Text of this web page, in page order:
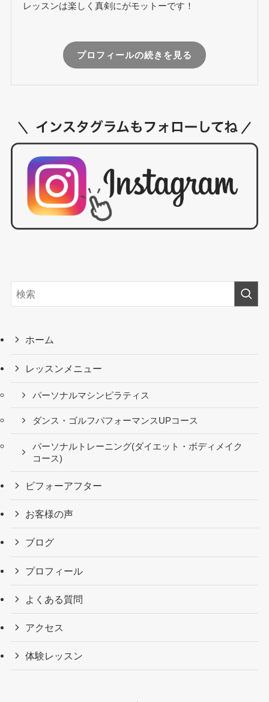
レッスンは楽しく真剣にがモットーです！
プロフィールの続きを見る
ホーム
レッスンメニュー
パーソナルマシンピラティス
ダンス・ゴルフパフォーマンスUPコース
パーソナルトレーニング(ダイエット・ボディメイク
コース)
ビフォーアフター
お客様の声
ブログ
プロフィール
よくある質問
アクセス
体験レッスン